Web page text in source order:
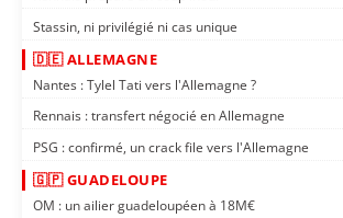
Stassin, ni privilégié ni cas unique
🇩🇪 ALLEMAGNE
Nantes : Tylel Tati vers l'Allemagne ?
Rennais : transfert négocié en Allemagne
PSG : confirmé, un crack file vers l'Allemagne
🇬🇵 GUADELOUPE
OM : un ailier guadeloupéen à 18M€